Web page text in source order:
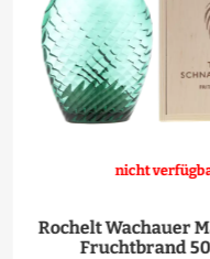
nicht
Rochelt Wachauer
Fruchtbrand